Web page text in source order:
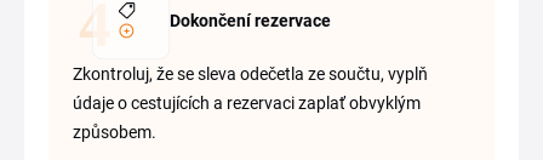
Dokončení rezervace
Zkontroluj, že se sleva odečetla ze součtu, vyplň
údaje o cestujících a rezervaci zaplať obvyklým
způsobem.